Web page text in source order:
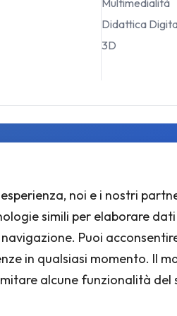
noi e i nostri
simili per elaborare
Puoi
in qualsiasi momento. Il
alcune funzionalità del
per la
Offriamo
e una
Paleos 360
Tutti i corsi
Cert.
Cert.